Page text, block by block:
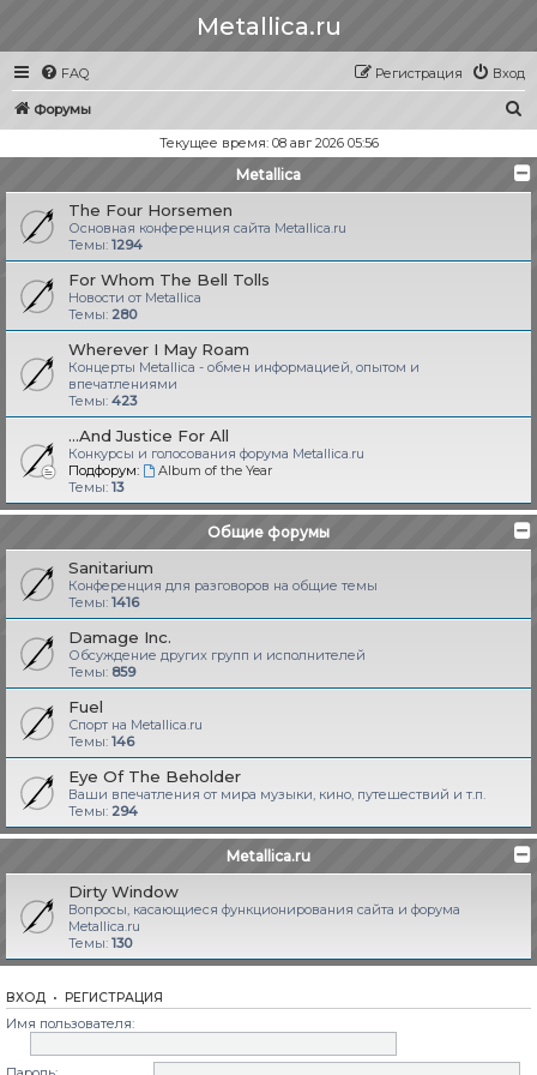
Metallica.ru
FAQ Вход
Регистрация
Форумы
и
с
Текущее время: 08 авг 2026 05:56
Metallica
The Four Horsemen
Основная конференция сайта Metallica.ru
Темы: 1294
For Whom The Bell Tolls
Новости от Metallica
Темы: 280
Wherever I May Roam
Концерты Metallica - обмен информацией, опытом и
впечатлениями
Темы: 423
...And Justice For All
Конкурсы и голосования форума Metallica.ru
Подфорум:
Album of the Year
Темы: 13
Общие форумы
Sanitarium
Конференция для разговоров на общие темы
Темы: 1416
Damage Inc.
Обсуждение других групп и исполнителей
Темы: 859
Fuel
Спорт на Metallica.ru
Темы: 146
Eye Of The Beholder
Ваши впечатления от мира музыки, кино, путешествий и т.п.
Темы: 294
Metallica.ru
Dirty Window
Вопросы, касающиеся функционирования сайта и форума
Metallica.ru
Темы: 130
ВХОД • РЕГИСТРАЦИЯ
Имя пользователя: